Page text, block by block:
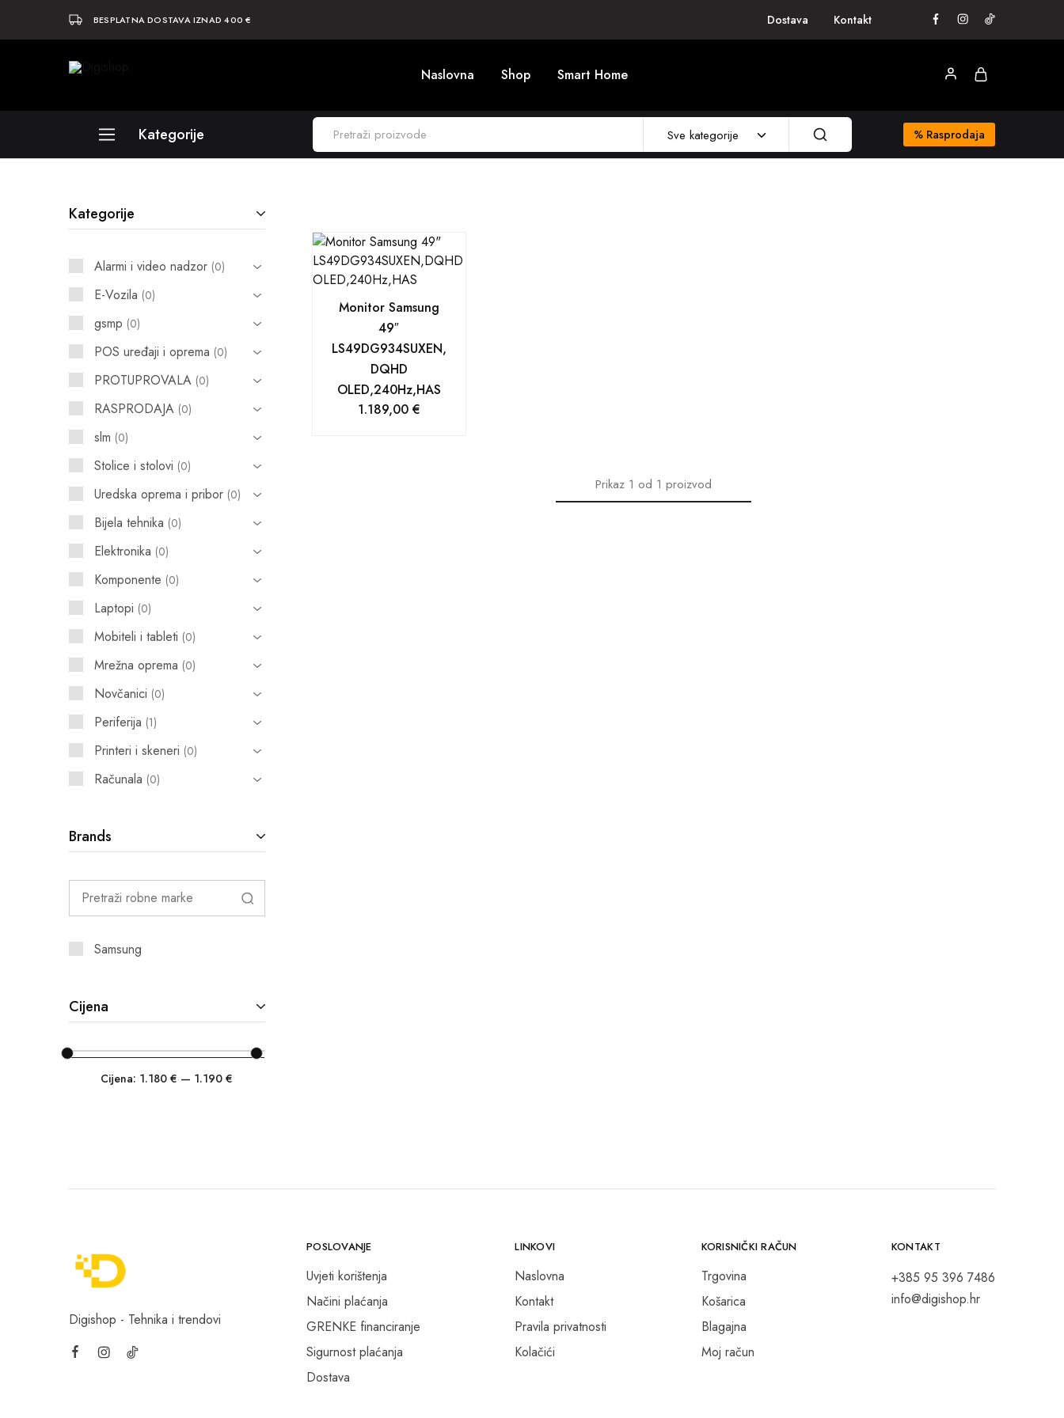
BESPLATNA DOSTAVA IZNAD 400 € Dostava Kontakt
Digishop
Vaša Naslovna Shop Smart Home
Kategorije
Računala
Periferija
Mobiteli i tableti
POS uređaji i operma
Mrežna oprema
Stolice i stolovi
Novčanici
Sve kategorije % Rasprodaja
Monitor Samsung
49″
LS49DG934SUXEN,
DQHD
OLED,240Hz,HAS
1.189,00 €
Prikaz 1od 1proizvod
Kategorije
Alarmi i video nadzor 0
E-Vozila 0
gsmp 0
POS uređaji i oprema 0
PROTUPROVALA 0
RASPRODAJA 0
slm 0
Stolice i stolovi 0
Uredska oprema i pribor 0
Bijela tehnika 0
Elektronika 0
Komponente 0
Laptopi 0
Mobiteli i tableti 0
Mrežna oprema 0
Novčanici 0
Periferija 1
Printeri i skeneri 0
Računala 0
Brands
Samsung
Cijena
Cijena: 1.180 € — 1.190 €
Digishop - Tehnika i trendovi
POSLOVANJE
Uvjeti korištenja
Načini plaćanja
GRENKE financiranje
Sigurnost plaćanja
Dostava
LINKOVI
Naslovna
Kontakt
Pravila privatnosti
Kolačići
KORISNIČKI RAČUN
Trgovina
Košarica
Blagajna
Moj račun
KONTAKT
+385 95 396 7486
info@digishop.hr